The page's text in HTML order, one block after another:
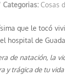
Categorias: Cosas
que le tocó
hospital de
de natación, la
y trágica de tu